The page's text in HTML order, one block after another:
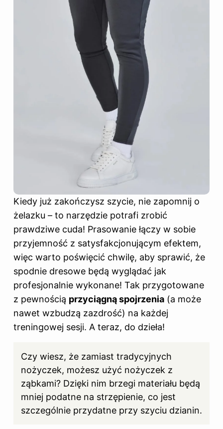
Kiedy już zakończysz szycie, nie zapomnij o
żelazku – to narzędzie potrafi zrobić
prawdziwe cuda! Prasowanie łączy w sobie
przyjemność z satysfakcjonującym efektem,
więc warto poświęcić chwilę, aby sprawić, że
spodnie dresowe będą wyglądać jak
profesjonalnie wykonane! Tak przygotowane
z pewnością przyciągną spojrzenia (a może
nawet wzbudzą zazdrość) na każdej
treningowej sesji. A teraz, do dzieła!
Czy wiesz, że zamiast tradycyjnych
nożyczek, możesz użyć nożyczek z
ząbkami? Dzięki nim brzegi materiału będą
mniej podatne na strzępienie, co jest
szczególnie przydatne przy szyciu dzianin.